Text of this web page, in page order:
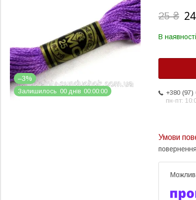
–3%
Залишилось 00 днів 00 00 00
25 ₴
В наявності
+380 (97)
пн-пт: